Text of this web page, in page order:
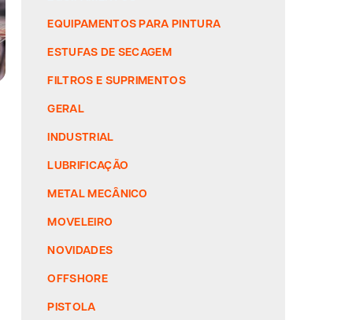
EQUIPAMENTOS PARA PINTURA
ESTUFAS DE SECAGEM
FILTROS E SUPRIMENTOS
GERAL
INDUSTRIAL
LUBRIFICAÇÃO
METAL MECÂNICO
MOVELEIRO
NOVIDADES
OFFSHORE
PISTOLA